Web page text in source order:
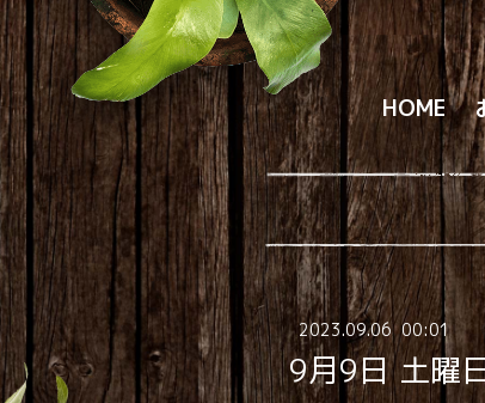
HOME
2023.09.06 00:01
9月9日 土曜